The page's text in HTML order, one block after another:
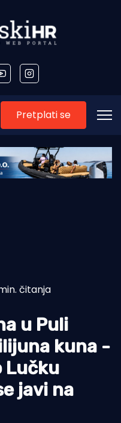
Pretplati se
čitanja
u Puli
kuna -
Lučku
javi na